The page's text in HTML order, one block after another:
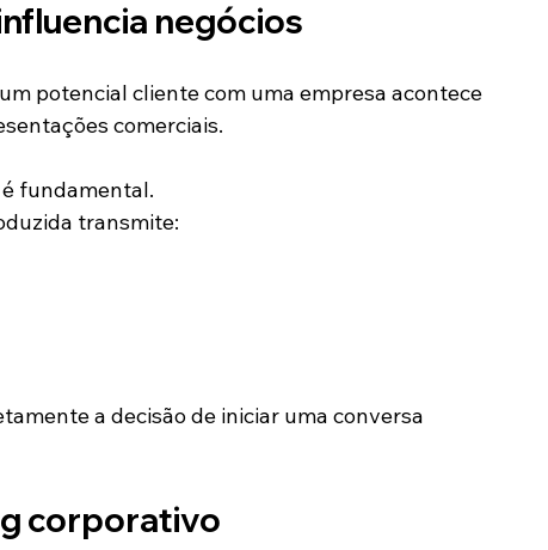
negócios
potencial cliente com uma empresa acontece
comerciais.
fundamental.
transmite:
a decisão de iniciar uma conversa
corporativo